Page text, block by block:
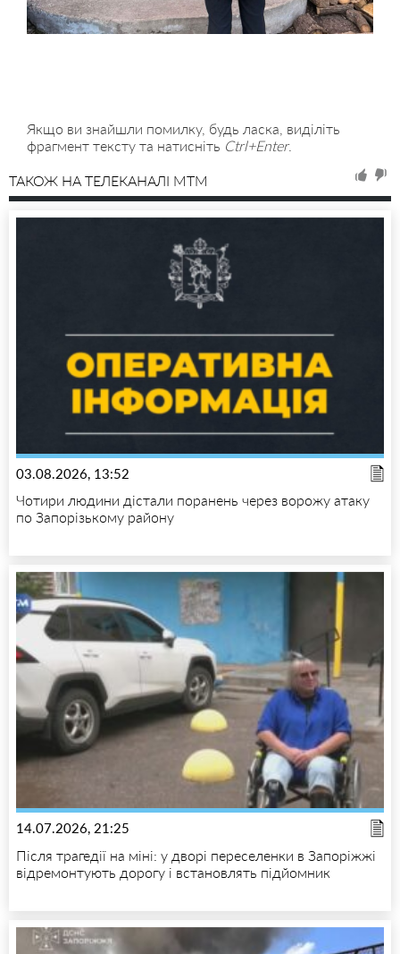
Якщо ви знайшли помилку, будь ласка, виділіть
фрагмент тексту та натисніть Ctrl+Enter.
ТАКОЖ НА ТЕЛЕКАНАЛІ MTM
03.08.2026, 13:52
Чотири людини дістали поранень через ворожу атаку
по Запорізькому району
14.07.2026, 21:25
Після трагедії на міні: у дворі переселенки в Запоріжжі
відремонтують дорогу і встановлять підйомник